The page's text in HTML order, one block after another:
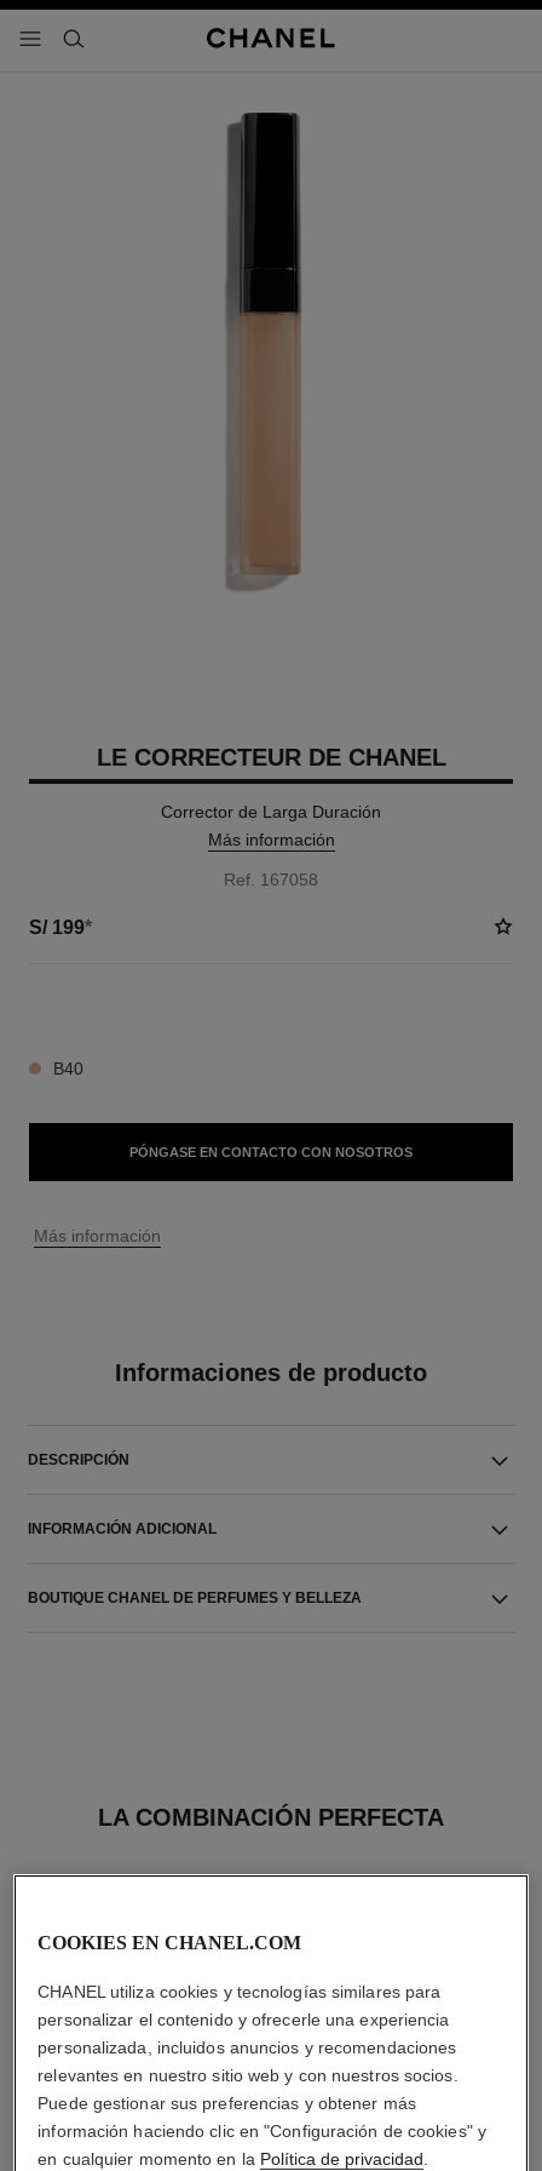
- navegación principal
buscar
LE CORRECTEUR DE CHANEL
Corrector de Larga Duración
Más información
Ref. 167058
S/ 199*
B40
PÓNGASE EN CONTACTO CON NOSOTROS
↩
Más información
Informaciones de producto
DESCRIPCIÓN
INFORMACIÓN ADICIONAL
BOUTIQUE CHANEL DE PERFUMES Y BELLEZA
LA COMBINACIÓN PERFECTA
COOKIES EN CHANEL.COM
CHANEL utiliza cookies y tecnologías similares para
personalizar el contenido y ofrecerle una experiencia
personalizada, incluidos anuncios y recomendaciones
relevantes en nuestro sitio web y con nuestros socios.
Puede gestionar sus preferencias y obtener más
información haciendo clic en "Configuración de cookies" y
en cualquier momento en la Política de privacidad